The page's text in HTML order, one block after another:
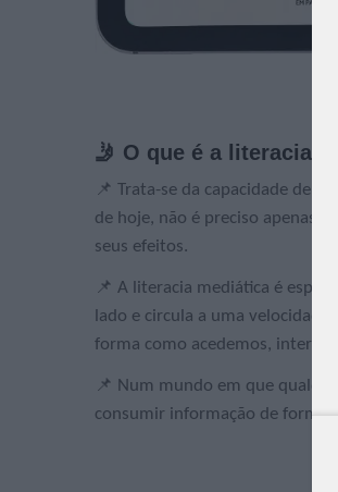
🤳 O que é a literacia
📌 Trata-se da capacidade de
de hoje, não é preciso apenas
seus efeitos.
📌 A literacia mediática é
lado e circula a uma
forma como acedemos,
📌 Num mundo em que
consumir informação de forma